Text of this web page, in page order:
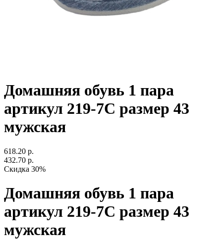
Домашняя обувь 1 пара
артикул 219-7С размер 43
мужская
618.20 р.
432.70 р.
Скидка 30%
Домашняя обувь 1 пара
артикул 219-7С размер 43
мужская